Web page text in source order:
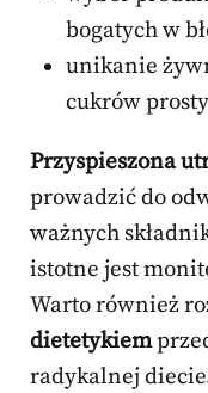
bogatych w
unikanie
cukrów
Przyspieszona
prowadzić do
ważnych
istotne jest
Warto również
dietetykiem
radykalnej